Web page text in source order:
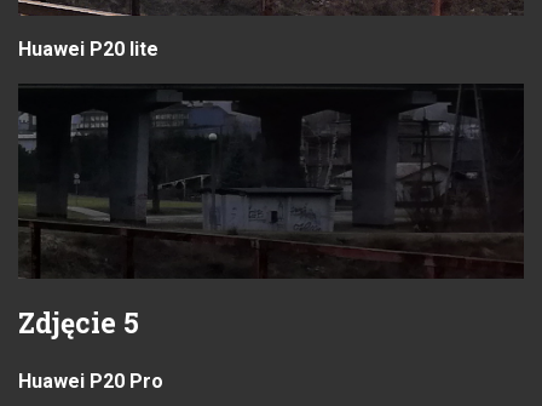
Huawei P20 lite
Zdjęcie 5
Huawei P20 Pro